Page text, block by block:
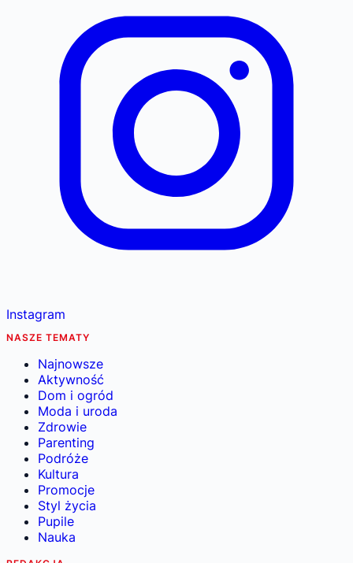
Instagram
NASZE TEMATY
Najnowsze
Aktywność
Dom i ogród
Moda i uroda
Zdrowie
Parenting
Podróże
Kultura
Promocje
Styl życia
Pupile
Nauka